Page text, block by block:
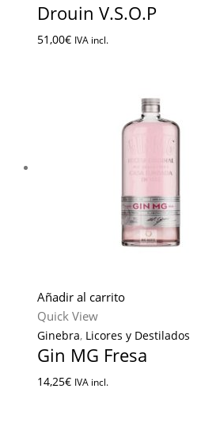
Drouin V.S.O.P
51,00€ IVA incl.
Añadir al carrito
Quick View
Ginebra, Licores y Destilados
Gin MG Fresa
14,25€ IVA incl.